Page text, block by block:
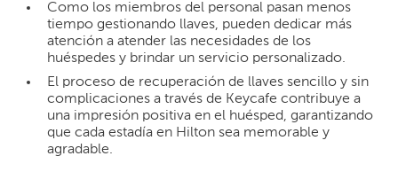
Como los miembros del personal pasan menos
tiempo gestionando llaves, pueden dedicar más
atención a atender las necesidades de los
huéspedes y brindar un servicio personalizado.
El proceso de recuperación de llaves sencillo y sin
complicaciones a través de Keycafe contribuye a
una impresión positiva en el huésped, garantizando
que cada estadía en Hilton sea memorable y
agradable.